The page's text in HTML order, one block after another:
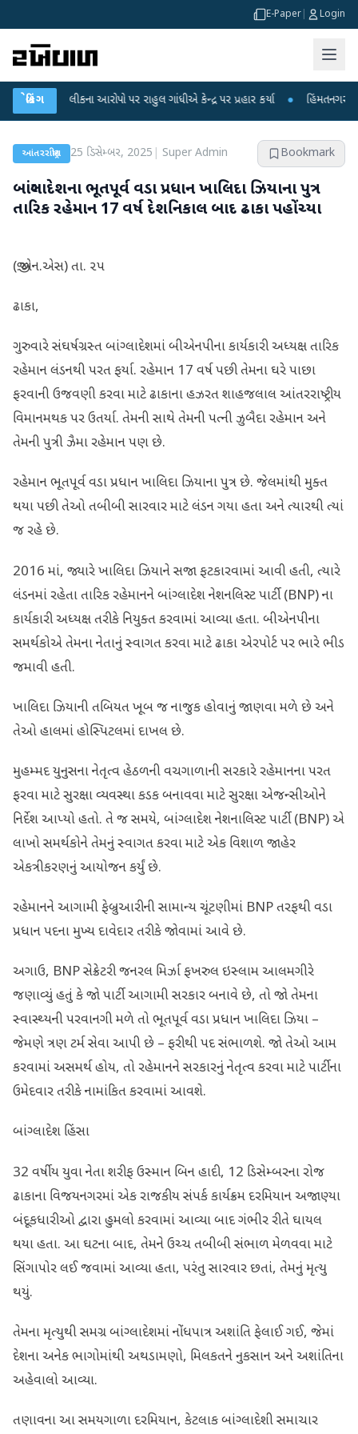
E-Paper Login
બ્રેકિંગ
લીકના આરોપો પર રાહુલ ગાંધીએ કેન્દ્ર પર પ્રહાર કર્યા ● હિંમતનગરમાં રહસ્યમય
આંતરરાષ્ટ્રીય 25 ડિસેમ્બર, 2025 Super Admin Bookmark
બાંગ્લાદેશના ભૂતપૂર્વ વડા પ્રધાન ખાલિદા ઝિયાના પુત્ર
તારિક રહેમાન 17 વર્ષ દેશનિકાલ બાદ ઢાકા પહોંચ્યા
(જી.એન.એસ) તા. ૨૫
ઢાકા,
ગુરુવારે સંઘર્ષગ્રસ્ત બાંગ્લાદેશમાં બીએનપીના કાર્યકારી અધ્યક્ષ તારિક
રહેમાન લંડનથી પરત ફર્યા. રહેમાન 17 વર્ષ પછી તેમના ઘરે પાછા
ફરવાની ઉજવણી કરવા માટે ઢાકાના હઝરત શાહજલાલ આંતરરાષ્ટ્રીય
વિમાનમથક પર ઉતર્યા. તેમની સાથે તેમની પત્ની ઝુબૈદા રહેમાન અને
તેમની પુત્રી ઝૈમા રહેમાન પણ છે.
રહેમાન ભૂતપૂર્વ વડા પ્રધાન ખાલિદા ઝિયાના પુત્ર છે. જેલમાંથી મુક્ત
થયા પછી તેઓ તબીબી સારવાર માટે લંડન ગયા હતા અને ત્યારથી ત્યાં
જ રહે છે.
2016 માં, જ્યારે ખાલિદા ઝિયાને સજા ફટકારવામાં આવી હતી, ત્યારે
લંડનમાં રહેતા તારિક રહેમાનને બાંગ્લાદેશ નેશનલિસ્ટ પાર્ટી (BNP) ના
કાર્યકારી અધ્યક્ષ તરીકે નિયુક્ત કરવામાં આવ્યા હતા. બીએનપીના
સમર્થકોએ તેમના નેતાનું સ્વાગત કરવા માટે ઢાકા એરપોર્ટ પર ભારે ભીડ
જમાવી હતી.
ખાલિદા ઝિયાની તબિયત ખૂબ જ નાજુક હોવાનું જાણવા મળે છે અને
તેઓ હાલમાં હોસ્પિટલમાં દાખલ છે.
મુહમ્મદ યુનુસના નેતૃત્વ હેઠળની વચગાળાની સરકારે રહેમાનના પરત
ફરવા માટે સુરક્ષા વ્યવસ્થા કડક બનાવવા માટે સુરક્ષા એજન્સીઓને
નિર્દેશ આપ્યો હતો. તે જ સમયે, બાંગ્લાદેશ નેશનાલિસ્ટ પાર્ટી (BNP) એ
લાખો સમર્થકોને તેમનું સ્વાગત કરવા માટે એક વિશાળ જાહેર
એકત્રીકરણનું આયોજન કર્યું છે.
રહેમાનને આગામી ફેબ્રુઆરીની સામાન્ય ચૂંટણીમાં BNP તરફથી વડા
પ્રધાન પદના મુખ્ય દાવેદાર તરીકે જોવામાં આવે છે.
અગાઉ, BNP સેક્રેટરી જનરલ મિર્ઝા ફખરુલ ઇસ્લામ આલમગીરે
જણાવ્યું હતું કે જો પાર્ટી આગામી સરકાર બનાવે છે, તો જો તેમના
સ્વાસ્થ્યની પરવાનગી મળે તો ભૂતપૂર્વ વડા પ્રધાન ખાલિદા ઝિયા –
જેમણે ત્રણ ટર્મ સેવા આપી છે – ફરીથી પદ સંભાળશે. જો તેઓ આમ
કરવામાં અસમર્થ હોય, તો રહેમાનને સરકારનું નેતૃત્વ કરવા માટે પાર્ટીના
ઉમેદવાર તરીકે નામાંકિત કરવામાં આવશે.
બાંગ્લાદેશ હિંસા
32 વર્ષીય યુવા નેતા શરીફ ઉસ્માન બિન હાદી, 12 ડિસેમ્બરના રોજ
ઢાકાના વિજયનગરમાં એક રાજકીય સંપર્ક કાર્યક્રમ દરમિયાન અજાણ્યા
બંદૂકધારીઓ દ્વારા હુમલો કરવામાં આવ્યા બાદ ગંભીર રીતે ઘાયલ
થયા હતા. આ ઘટના બાદ, તેમને ઉચ્ચ તબીબી સંભાળ મેળવવા માટે
સિંગાપોર લઈ જવામાં આવ્યા હતા, પરંતુ સારવાર છતાં, તેમનું મૃત્યુ
થયું.
તેમના મૃત્યુથી સમગ્ર બાંગ્લાદેશમાં નોંધપાત્ર અશાંતિ ફેલાઈ ગઈ, જેમાં
દેશના અનેક ભાગોમાંથી અથડામણો, મિલકતને નુકસાન અને અશાંતિના
અહેવાલો આવ્યા.
તણાવના આ સમયગાળા દરમિયાન, કેટલાક બાંગ્લાદેશી સમાચાર